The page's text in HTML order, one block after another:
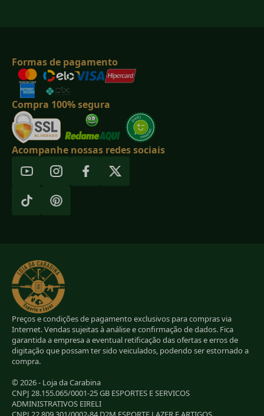
Formas de pagamento
Compra 100% segura
Acompanhe nossas redes sociais
Preços e condições de pagamento exclusivos para compras via
Internet. Vendas sujeitas à análise e confirmação de dados. Fica
garantida a empresa a eventual retificação das ofertas e erros de
digitação que possam ter sido veiculados, podendo ser estornado a
compra.
© 2026 - Loja da Carabina
CNPJ 28.155.065/0001-25 GB ESPORTES E SERVICOS
ADMINISTRATIVOS EIRELI